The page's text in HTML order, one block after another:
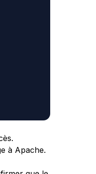
à Apache.